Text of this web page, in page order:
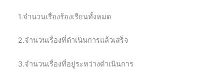
1.จำนวนเรื่องร้องเรียนทั้งหมด
2.จำนวนเรื่องที่ดำเนินการแล้วเสร็จ
3.จำนวนเรื่องที่อยู่ระหว่างดำเนินการ